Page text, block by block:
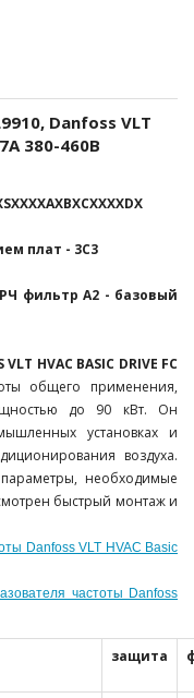
Danfoss VLT
380-460В
плат - 3С3
фильтр А2 - базовый
HVAC BASIC DRIVE FC
общего применения,
до 90 кВт. Он
установках и
воздуха.
необходимые
быстрый монтаж и
Danfoss VLT HVAC Basic
частоты Danfoss
защита